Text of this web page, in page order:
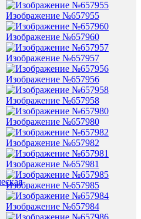
Изображение №657955
Изображение №657960
Изображение №657957
Изображение №657956
Изображение №657958
Изображение №657980
Изображение №657982
Изображение №657981
Изображение №657985
Изображение №657984